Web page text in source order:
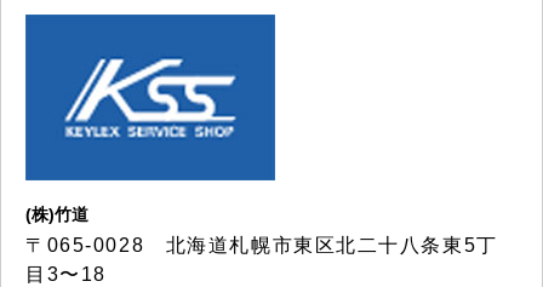
(株)竹道
〒065-0028 北海道札幌市東区北二十八条東5丁
目3〜18